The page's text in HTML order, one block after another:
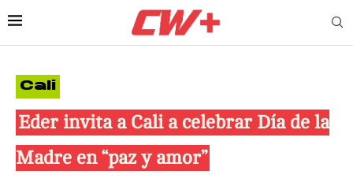
Cali
Eder invita a Cali a celebrar Día de la
Madre en “paz y amor”